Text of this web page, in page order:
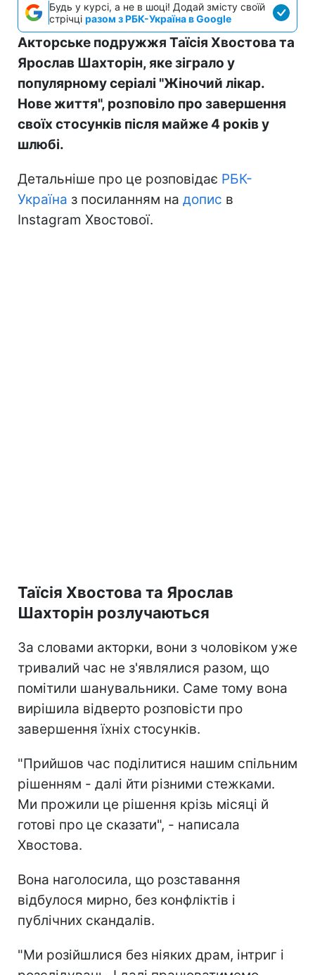
Будь у курсі, а не в шоці! Додай змісту своїй
стрічці разом з РБК-Україна в Google
Акторське подружжя Таїсія Хвостова та
Ярослав Шахторін, яке зіграло у
популярному серіалі "Жіночий лікар.
Нове життя", розповіло про завершення
своїх стосунків після майже 4 років у
шлюбі.
Детальніше про це розповідає РБК-
Україна з посиланням на допис в
Instagram Хвостової.
Таїсія Хвостова та Ярослав
Шахторін розлучаються
За словами акторки, вони з чоловіком уже
тривалий час не з'являлися разом, що
помітили шанувальники. Саме тому вона
вирішила відверто розповісти про
завершення їхніх стосунків.
"Прийшов час поділитися нашим спільним
рішенням - далі йти різними стежками.
Ми прожили це рішення крізь місяці й
готові про це сказати", - написала
Хвостова.
Вона наголосила, що розставання
відбулося мирно, без конфліктів і
публічних скандалів.
"Ми розійшлися без ніяких драм, інтриг і